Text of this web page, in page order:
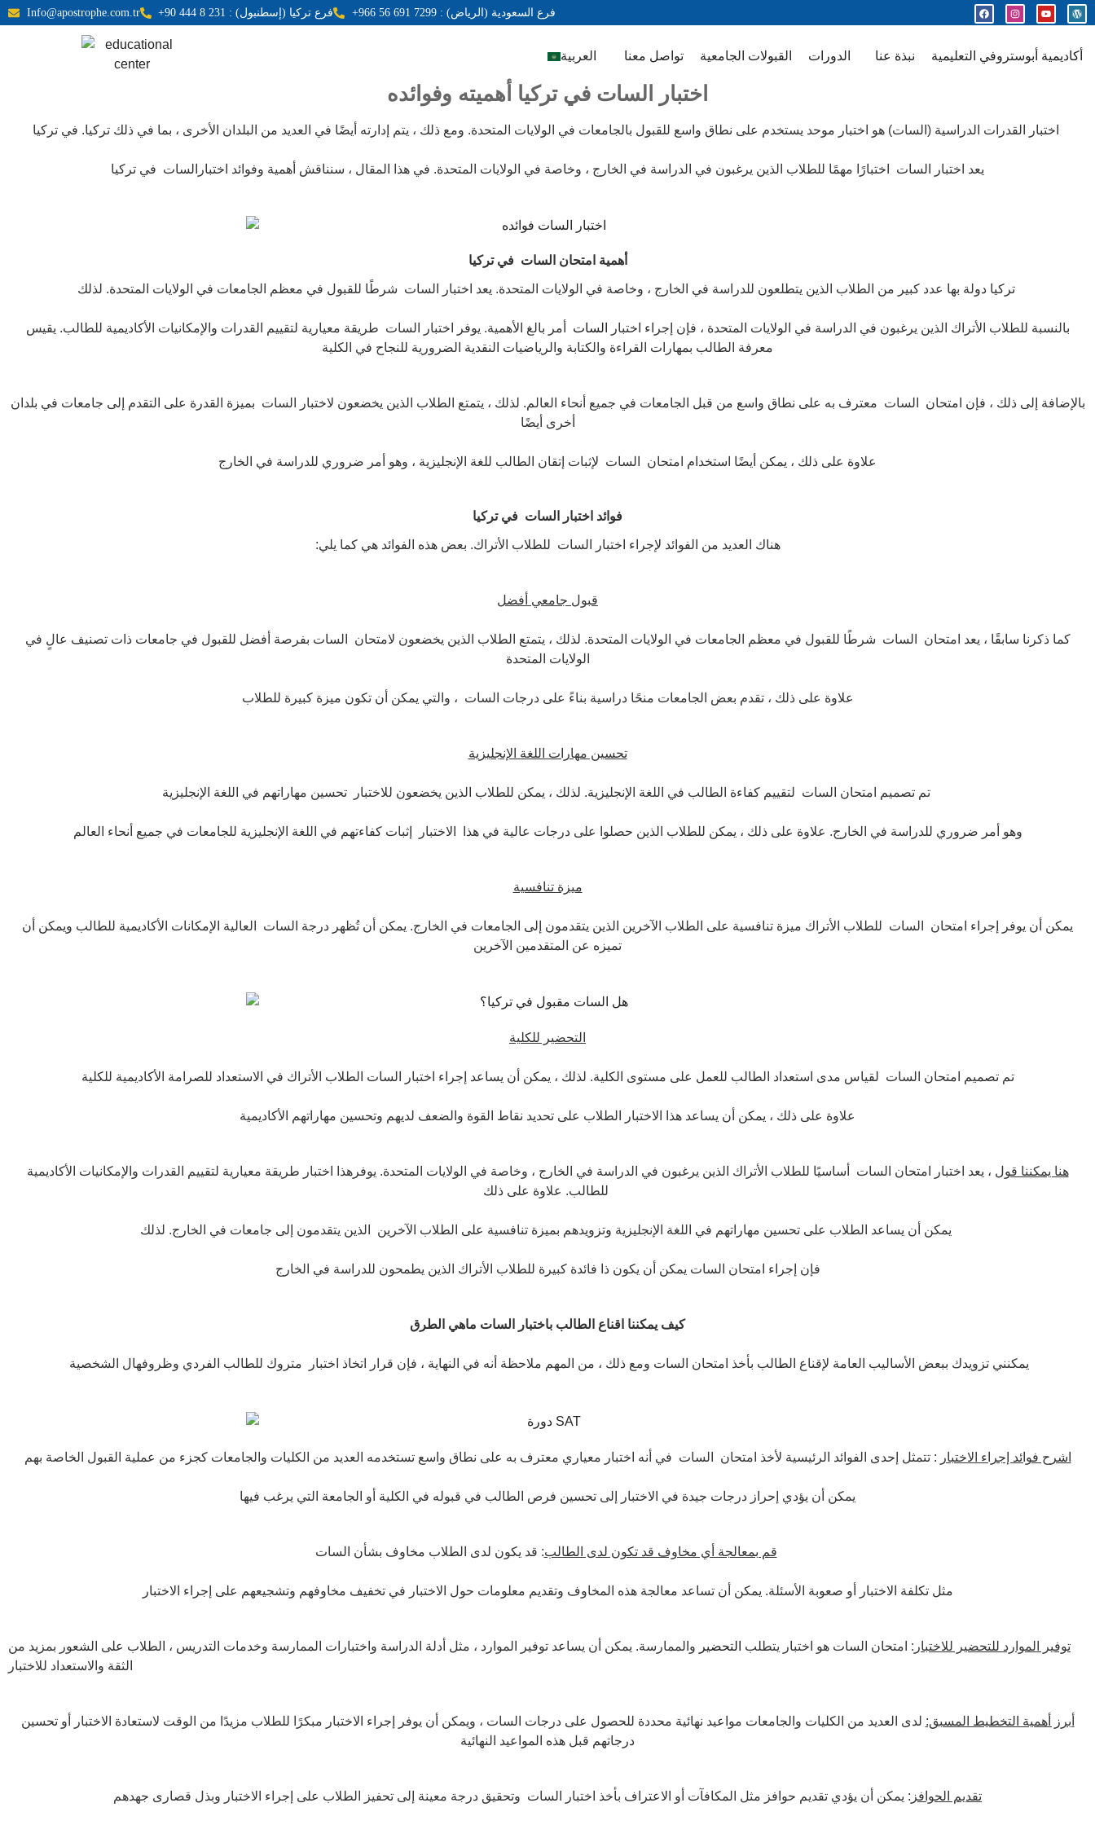
Info@apostrophe.com.tr +90 444 8 231 : فرع تركيا (إسطنبول) +966 56 691 7299 : فرع السعودية (الرياض)
العربية تواصل معنا القبولات الجامعية الدورات نبذة عنا أكاديمية أبوستروفي التعليمية
اختبار السات في تركيا أهميته وفوائده
يعد اختبار السات اختبارًا مهمًا للطلاب الذين يرغبون في الدراسة في الخارج ، وخاصة في الولايات المتحدة. في هذا المقال ، سنناقش أهمية وفوائد اختبارالسات في تركيا
أهمية امتحان السات في تركيا
تركيا دولة بها عدد كبير من الطلاب الذين يتطلعون للدراسة في الخارج ، وخاصة في الولايات المتحدة. يعد اختبار السات شرطًا للقبول في معظم الجامعات في الولايات المتحدة. لذلك
بالنسبة للطلاب الأتراك الذين يرغبون في الدراسة في الولايات المتحدة ، فإن إجراء اختبار السات
أمر بالغ الأهمية. يوفر اختبار السات طريقة معيارية لتقييم القدرات والإمكانيات الأكاديمية للطالب. يقيس
معرفة الطالب بمهارات القراءة والكتابة والرياضيات النقدية الضرورية للنجاح في الكلية
بالإضافة إلى ذلك ، فإن امتحان السات معترف به على نطاق واسع من قبل الجامعات في جميع أنحاء العالم. لذلك ، يتمتع الطلاب الذين يخضعون لاختبار السات بميزة القدرة على التقدم إلى جامعات في بلدان
أخرى أيضًا
علاوة على ذلك ، يمكن أيضًا استخدام امتحان السات لإثبات إتقان الطالب للغة الإنجليزية ، وهو أمر ضروري للدراسة في الخارج
فوائد اختبار السات في تركيا
:هناك العديد من الفوائد لإجراء اختبار السات للطلاب الأتراك. بعض هذه الفوائد هي كما يلي
قبول جامعي أفضل
كما ذكرنا سابقًا ، يعد امتحان السات شرطًا للقبول في معظم الجامعات في الولايات المتحدة. لذلك ، يتمتع الطلاب الذين يخضعون لامتحان السات بفرصة أفضل للقبول في جامعات ذات تصنيف عالٍ في
الولايات المتحدة
علاوة على ذلك ، تقدم بعض الجامعات منحًا دراسية بناءً على درجات السات ، والتي يمكن أن تكون ميزة كبيرة للطلاب
تحسين مهارات اللغة الإنجليزية
تم تصميم امتحان السات لتقييم كفاءة الطالب في اللغة الإنجليزية. لذلك ، يمكن للطلاب الذين يخضعون للاختبار تحسين مهاراتهم في اللغة الإنجليزية
وهو أمر ضروري للدراسة في الخارج. علاوة على ذلك ، يمكن للطلاب الذين حصلوا على درجات عالية في هذا الاختبار إثبات كفاءتهم في اللغة الإنجليزية للجامعات في جميع أنحاء العالم
ميزة تنافسية
يمكن أن يوفر إجراء امتحان السات للطلاب الأتراك ميزة تنافسية على الطلاب الآخرين الذين يتقدمون إلى الجامعات في الخارج. يمكن أن تُظهر درجة السات العالية الإمكانات الأكاديمية للطالب ويمكن أن
تميزه عن المتقدمين الآخرين
التحضير للكلية
تم تصميم امتحان السات لقياس مدى استعداد الطالب للعمل على مستوى الكلية. لذلك ، يمكن أن يساعد إجراء اختبار السات الطلاب الأتراك في الاستعداد للصرامة الأكاديمية للكلية
علاوة على ذلك ، يمكن أن يساعد هذا الاختبار الطلاب على تحديد نقاط القوة والضعف لديهم وتحسين مهاراتهم الأكاديمية
هنا يمكننا قول ، يعد اختبار امتحان السات أساسيًا للطلاب الأتراك الذين يرغبون في الدراسة في الخارج ، وخاصة في الولايات المتحدة. يوفرهذا اختبار طريقة معيارية لتقييم القدرات والإمكانيات الأكاديمية
فإن إجراء امتحان السات يمكن أن يكون ذا فائدة كبيرة للطلاب الأتراك الذين يطمحون للدراسة في الخارج
كيف يمكننا اقناع الطالب باختبار السات ماهي الطرق
يمكنني تزويدك ببعض الأساليب العامة لإقناع الطالب بأخذ امتحان السات ومع ذلك ، من المهم ملاحظة أنه في النهاية ، فإن قرار اتخاذ اختبار متروك للطالب الفردي وظروفهال الشخصية
اشرح فوائد إجراء الاختبار : تتمثل إحدى الفوائد الرئيسية لأخذ امتحان السات في أنه اختبار معياري معترف به على نطاق واسع تستخدمه العديد من الكليات والجامعات كجزء من عملية القبول الخاصة بهم
يمكن أن يؤدي إحراز درجات جيدة في الاختبار إلى تحسين فرص الطالب في قبوله في الكلية أو الجامعة التي يرغب فيها
قم بمعالجة أي مخاوف قد تكون لدى الطالب
مثل تكلفة الاختبار أو صعوبة الأسئلة. يمكن أن تساعد معالجة هذه المخاوف وتقديم معلومات حول الاختبار في تخفيف مخاوفهم وتشجيعهم على إجراء الاختبار
توفير الموارد للتحضير للاختبار : امتحان السات هو اختبار يتطلب التحضير والممارسة. يمكن أن يساعد توفير الموارد ، مثل أدلة الدراسة واختبارات الممارسة وخدمات التدريس ، الطلاب على الشعور بمزيد من
الثقة والاستعداد للاختبار
أبرز أهمية التخطيط المسبق: لدى العديد من الكليات والجامعات مواعيد نهائية محددة للحصول على درجات السات ، ويمكن أن يوفر إجراء الاختبار مبكرًا للطلاب مزيدًا من الوقت لاستعادة الاختبار أو تحسين
درجاتهم قبل هذه المواعيد النهائية
تقديم الحوافز : يمكن أن يؤدي تقديم حوافز مثل المكافآت أو الاعتراف بأخذ اختبار السات وتحقيق درجة معينة إلى تحفيز الطلاب على إجراء الاختبار وبذل قصارى جهدهم